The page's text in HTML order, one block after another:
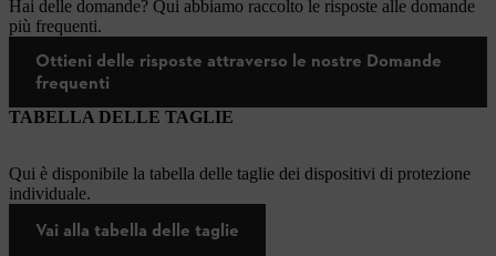
Hai delle domande? Qui abbiamo raccolto le risposte alle domande
più frequenti.
Ottieni delle risposte attraverso le nostre Domande
frequenti
TABELLA DELLE TAGLIE
Qui è disponibile la tabella delle taglie dei dispositivi di protezione
individuale.
Vai alla tabella delle taglie